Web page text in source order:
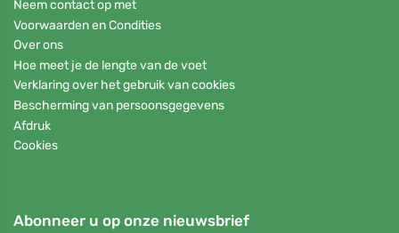
Neem contact op met
Voorwaarden en Condities
Over ons
Hoe meet je de lengte van de voet
Verklaring over het gebruik van cookies
Bescherming van persoonsgegevens
Afdruk
Cookies
Abonneer u op onze nieuwsbrief